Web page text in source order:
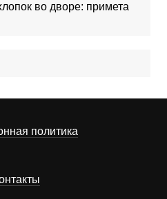
во дворе: примета
политика